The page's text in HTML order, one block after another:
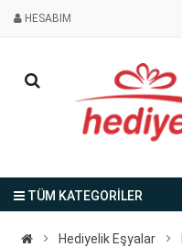
HESABIM
TÜM KATEGORİLER
Hediyelik Eşyalar